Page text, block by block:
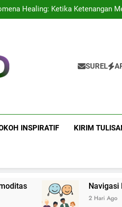
Healing: Ketika Ketenangan
Navigasi Prinsip di Tengah Arus
Bangku Kuliah dan
SUREL
INSPIRATIF KIRIM
Navigasi
2 Hari Ago